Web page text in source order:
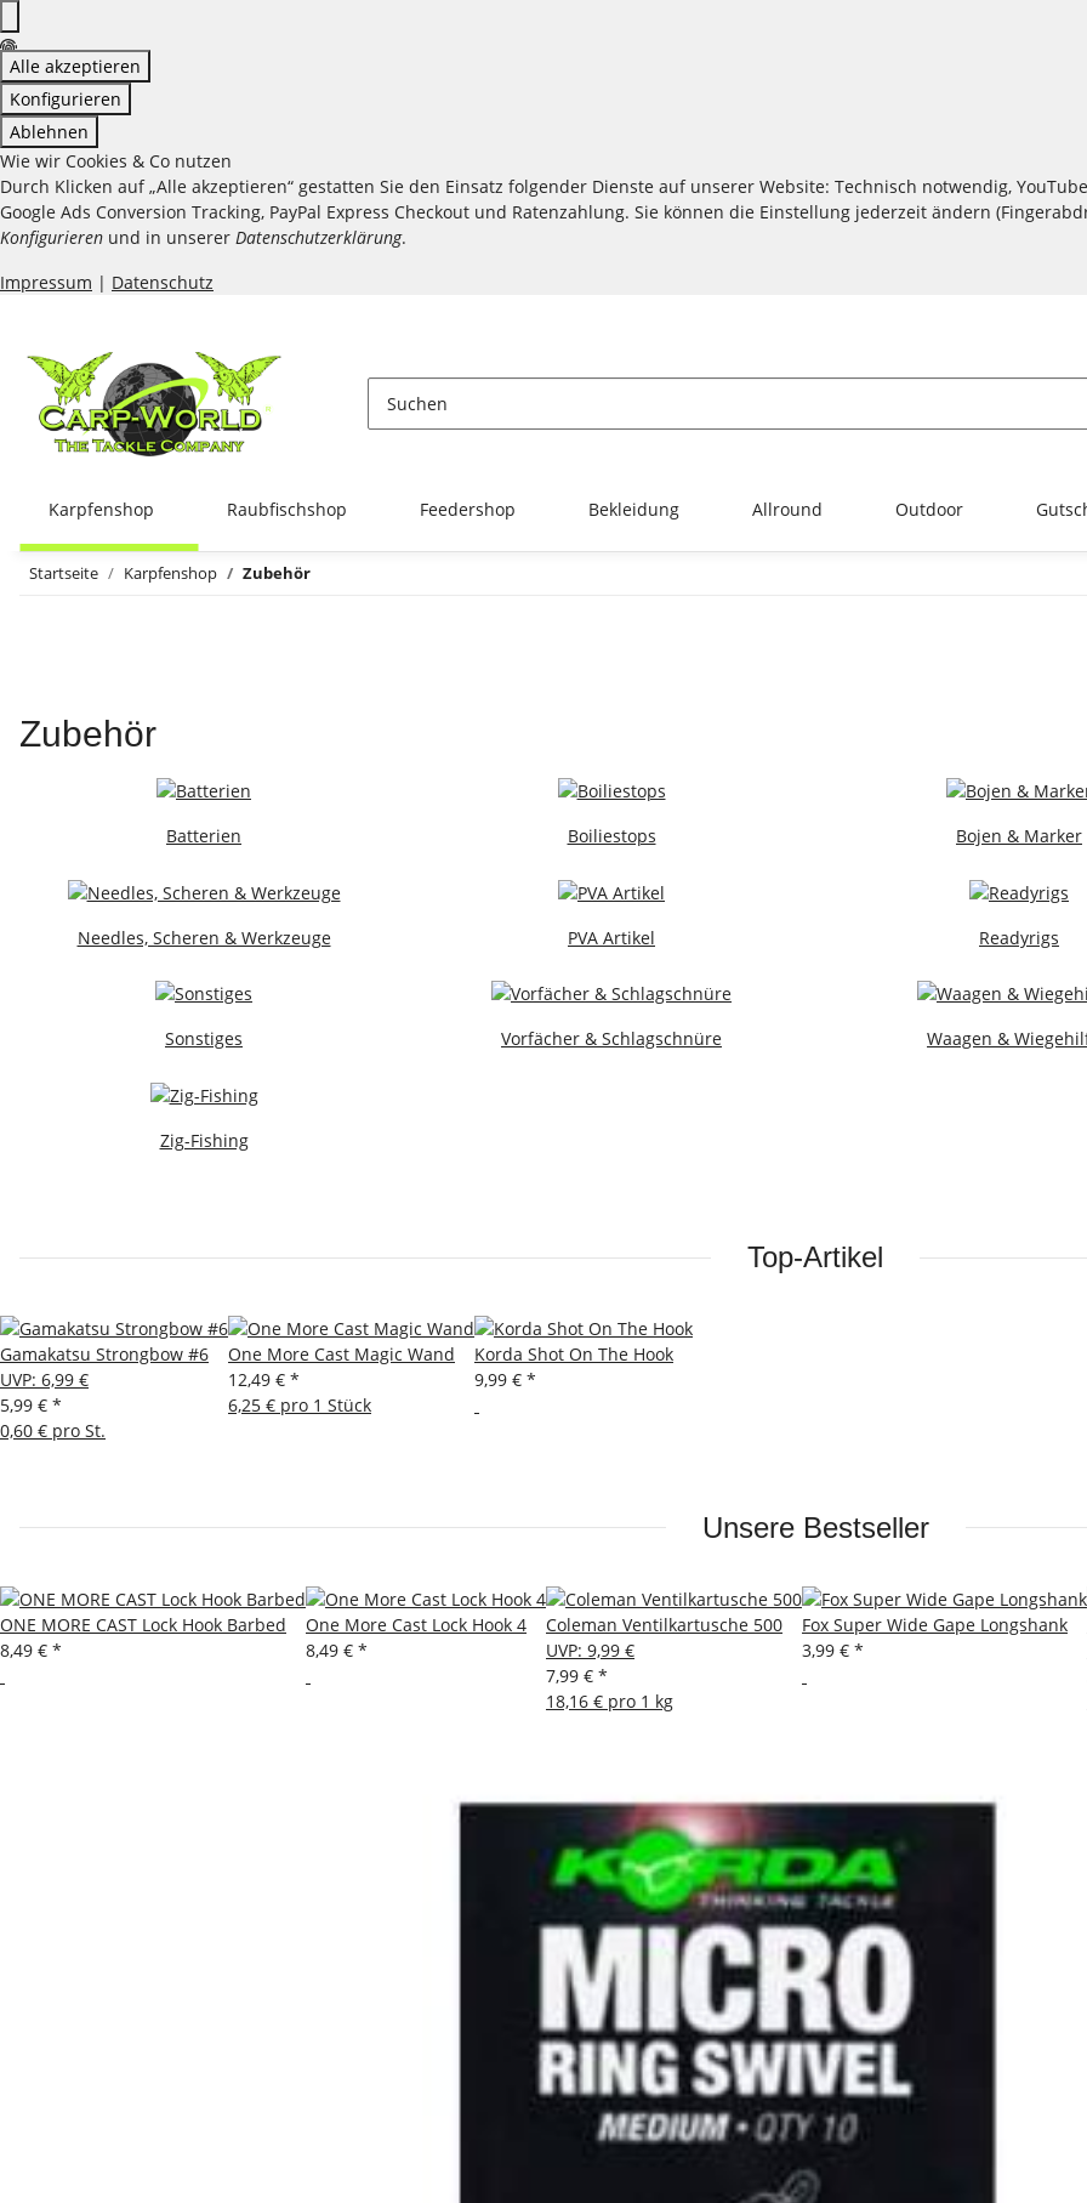
Alle akzeptieren
Konfigurieren
Ablehnen
Wie wir Cookies & Co nutzen
Durch Klicken auf „Alle akzeptieren“ gestatten Sie den Einsatz folgender Dienste auf unserer Website: Technisch notwendig,
Google Ads Conversion Tracking, PayPal Express Checkout und Ratenzahlung. Sie können die Einstellung jederzeit ändern
Konfigurieren und in unserer Datenschutzerklärung.
Impressum | Datenschutz
Karpfenshop Raubfischshop Feedershop Bekleidung Allround Outdoor
Startseite Karpfenshop Zubehör
Zubehör
Batterien Boiliestops Bojen & Marker
Needles, Scheren & Werkzeuge PVA Artikel Readyrigs
Sonstiges Vorfächer & Schlagschnüre Waagen &
Zig-Fishing
Top-Artikel
Gamakatsu Strongbow #6
UVP: 6,99 €
5,99 € *
0,60 € pro St.
One More Cast Magic Wand
12,49 € *
6,25 € pro 1 Stück
Korda Shot On The Hook
9,99 € *
Unsere Bestseller
ONE MORE CAST Lock Hook Barbed
8,49 € *
One More Cast Lock Hook 4
8,49 € *
Coleman Ventilkartusche 500
UVP: 9,99 €
7,99 € *
18,16 € pro 1 kg
Fox Super Wide Gape Longshank
3,99 € *